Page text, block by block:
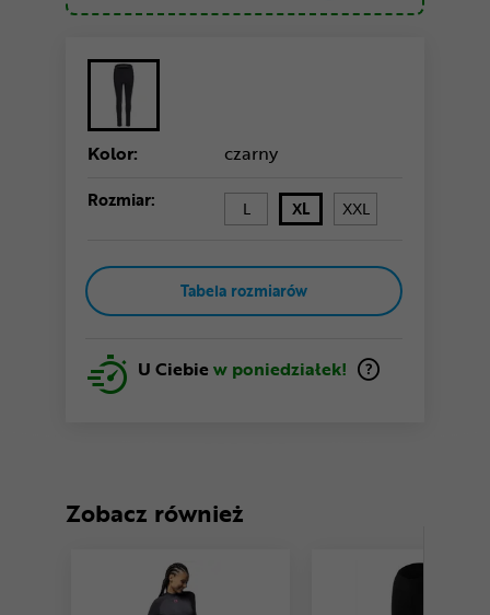
Kolor: czarny
Rozmiar: L XL XXL
Tabela rozmiarów
U Ciebiew poniedziałek!
Zobacz również